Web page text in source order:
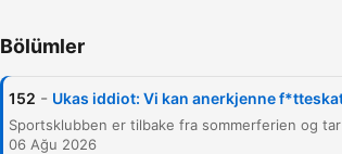
Öne çıkanlar
Det var en nasjonalskatt
for inatur.no.
Bölümler
152 - Ukas iddiot: Vi kan anerkjenne
06 Ağu 2026